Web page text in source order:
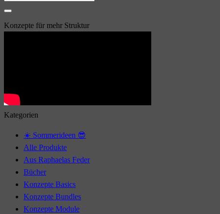
nach:
Konzepte für mehr Struktur
Kategorien
☀️ Sommerideen 😎
Alle Produkte
Aus Raphaelas Feder
Bücher
Konzepte Basics
Konzepte Bundles
Konzepte Module